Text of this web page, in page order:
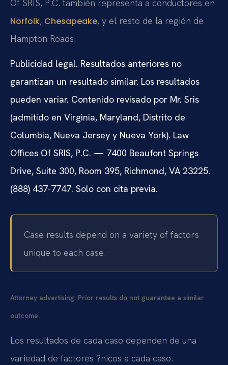
Of SRIS, P.C. también representa a conductores en
Norfolk, Chesapeake, y el resto de la región de
Hampton Roads.
Publicidad legal. Resultados anteriores no
garantizan un resultado similar. Los resultados
pueden variar. Contenido revisado por Mr. Sris
(admitido en Virginia, Maryland, Distrito de
Columbia, Nueva Jersey y Nueva York). Law
Offices Of SRIS, P.C. — 7400 Beaufont Springs
Drive, Suite 300, Room 395, Richmond, VA 23225.
(888) 437-7747. Solo con cita previa.
Case results depend on a variety of factors
unique to each case.
Attorney advertising. Prior results do not guarantee a similar
outcome.
Los resultados de cada caso dependen de una
variedad de factores ?nicos a cada caso.